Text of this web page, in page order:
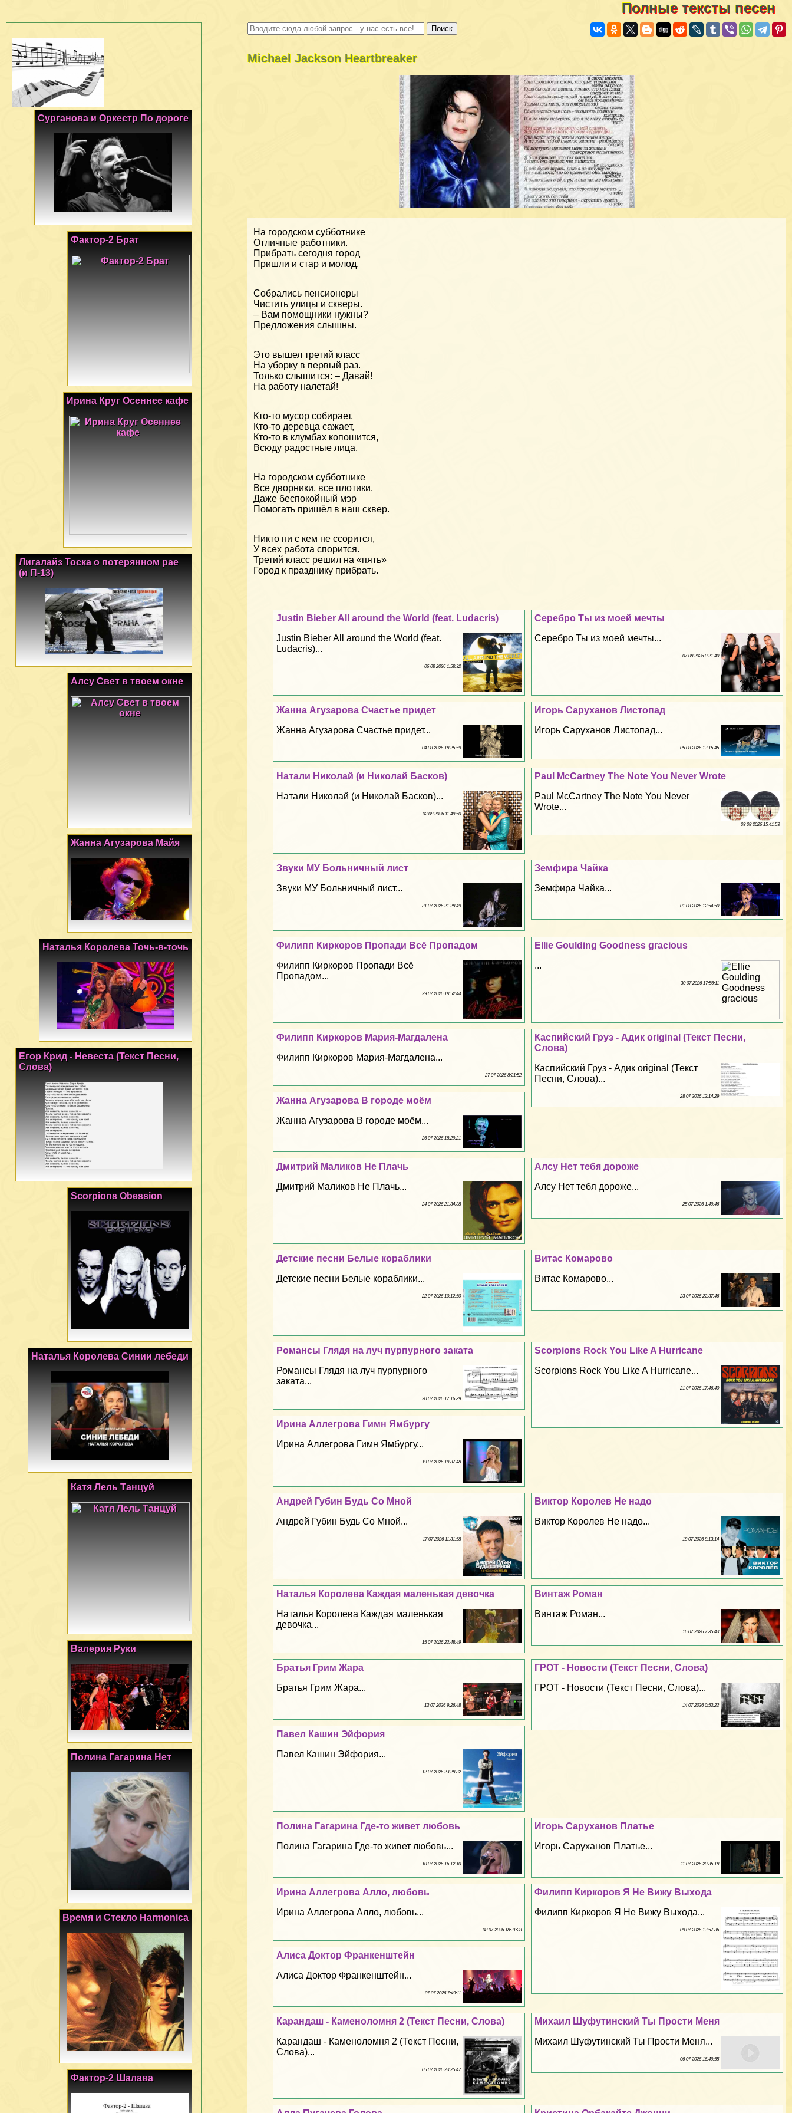
Полные тексты песен
Michael Jackson Heartbreaker
На городском субботнике
Отличные работники.
Прибрать сегодня город
Пришли и стар и молод.
Собрались пенсионеры
Чистить улицы и скверы.
– Вам помощники нужны?
Предложения слышны.
Это вышел третий класс
На уборку в первый раз.
Только слышится: – Давай!
На работу налетай!
Кто-то мусор собирает,
Кто-то деревца сажает,
Кто-то в клумбах копошится,
Всюду радостные лица.
На городском субботнике
Все дворники, все плотики.
Даже беспокойный мэр
Помогать пришёл в наш сквер.
Никто ни с кем не ссорится,
У всех работа спорится.
Третий класс решил на «пять»
Город к празднику прибрать.
Серебро Ты из моей мечты
Серебро Ты из моей мечты...
07 08 2026 0:21:40
Justin Bieber All around the World (feat. Ludacris)
Justin Bieber All around the World (feat.
Ludacris)...
06 08 2026 1:58:32
Игорь Саруханов Листопад
Игорь Саруханов Листопад...
05 08 2026 13:15:45
Жанна Агузарова Счастье придет
Жанна Агузарова Счастье придет...
04 08 2026 18:25:59
Paul McCartney The Note You Never Wrote
Paul McCartney The Note You Never
Wrote...
03 08 2026 15:41:53
Натали Николай (и Николай Басков)
Натали Николай (и Николай Басков)...
02 08 2026 11:49:50
Земфира Чайка
Земфира Чайка...
01 08 2026 12:54:50
Звуки МУ Больничный лист
Звуки МУ Больничный лист...
31 07 2026 21:28:49
Ellie Goulding Goodness gracious
...
30 07 2026 17:56:11
Филипп Киркоров Пропади Всё Пропадом
Филипп Киркоров Пропади Всё
Пропадом...
29 07 2026 18:52:44
Каспийский Груз - Адик original (Текст Песни,
Слова)
Каспийский Груз - Адик original (Текст
Песни, Слова)...
28 07 2026 13:14:29
Филипп Киркоров Мария-Магдалена
Филипп Киркоров Мария-Магдалена...
27 07 2026 8:21:52
Жанна Агузарова В городе моём
Жанна Агузарова В городе моём...
26 07 2026 18:29:21
Алсу Нет тебя дороже
Алсу Нет тебя дороже...
25 07 2026 1:49:46
Дмитрий Маликов Не Плачь
Дмитрий Маликов Не Плачь...
24 07 2026 21:34:38
Витас Комарово
Витас Комарово...
23 07 2026 22:37:46
Детские песни Белые кораблики
Детские песни Белые кораблики...
22 07 2026 10:12:50
Scorpions Rock You Like A Hurricane
Scorpions Rock You Like A Hurricane...
21 07 2026 17:46:40
Романсы Глядя на луч пурпурного заката
Романсы Глядя на луч пурпурного
заката...
20 07 2026 17:16:39
Ирина Аллегрова Гимн Ямбургу
Ирина Аллегрова Гимн Ямбургу...
19 07 2026 19:37:48
Виктор Королев Не надо
Виктор Королев Не надо...
18 07 2026 8:13:14
Андрей Губин Будь Со Мной
Андрей Губин Будь Со Мной...
17 07 2026 11:31:58
Винтаж Роман
Винтаж Роман...
16 07 2026 7:35:43
Наталья Королева Каждая маленькая дeвoчка
Наталья Королева Каждая маленькая
дeвoчка...
15 07 2026 22:48:49
ГРОТ - Новости (Текст Песни, Слова)
ГРОТ - Новости (Текст Песни, Слова)...
14 07 2026 0:53:22
Братья Грим Жара
Братья Грим Жара...
13 07 2026 9:26:48
Павел Кашин Эйфория
Павел Кашин Эйфория...
12 07 2026 23:28:32
Игорь Саруханов Платье
Игорь Саруханов Платье...
11 07 2026 20:35:18
Полина Гагарина Где-то живет любовь
Полина Гагарина Где-то живет любовь...
10 07 2026 16:12:10
Филипп Киркоров Я Не Вижу Выхода
Филипп Киркоров Я Не Вижу Выхода...
09 07 2026 13:57:36
Ирина Аллегрова Алло, любовь
Ирина Аллегрова Алло, любовь...
08 07 2026 18:31:23
Алиса Доктор Франкенштейн
Алиса Доктор Франкенштейн...
07 07 2026 7:49:11
Михаил Шуфутинский Ты Прости Меня
Михаил Шуфутинский Ты Прости Меня...
06 07 2026 16:49:55
Карандаш - Каменоломня 2 (Текст Песни, Слова)
Карандаш - Каменоломня 2 (Текст Песни,
Слова)...
05 07 2026 23:25:47
Сурганова и Оркестр По дороге
Фактор-2 Брат
Ирина Круг Осеннее кафе
Лигалайз Тоска о потерянном рае
(и П-13)
Алсу Свет в твоем окне
Жанна Агузарова Майя
Наталья Королева Точь-в-точь
Егор Крид - Невеста (Текст Песни,
Слова)
Scorpions Obession
Наталья Королева Синии лебеди
Катя Лель Танцуй
Валерия Руки
Полина Гагарина Нет
Время и Стекло Harmonica
Фактор-2 Шалава